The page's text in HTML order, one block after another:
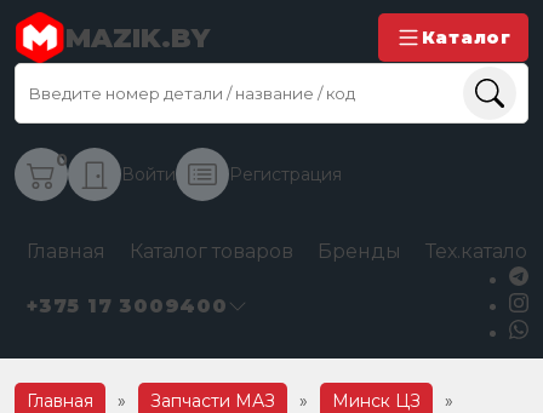
MAZIK.BY Каталог
0
Войти Регистрация
Главная Каталог товаров Бренды
+375 17 3009400
Главная » Запчасти МАЗ » Минск ЦЗ
»